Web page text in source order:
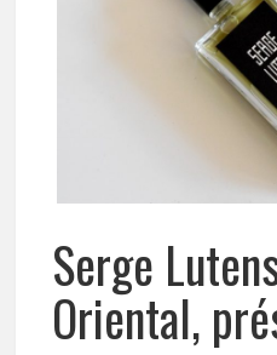
Serge
Oriental,